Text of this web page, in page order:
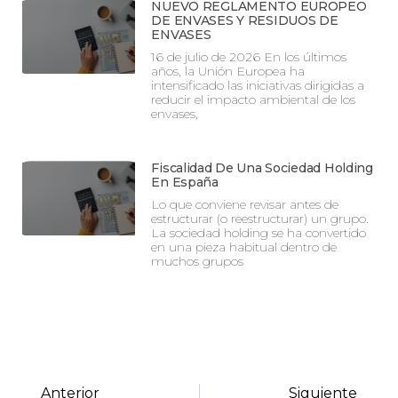
NUEVO REGLAMENTO EUROPEO
DE ENVASES Y RESIDUOS DE
ENVASES
16 de julio de 2026 En los últimos
años, la Unión Europea ha
intensificado las iniciativas dirigidas a
reducir el impacto ambiental de los
envases,
Fiscalidad De Una Sociedad Holding
En España
Lo que conviene revisar antes de
estructurar (o reestructurar) un grupo.
La sociedad holding se ha convertido
en una pieza habitual dentro de
muchos grupos
Anterior Siguiente